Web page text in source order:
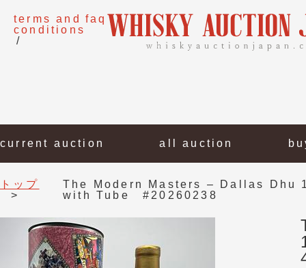
terms and
conditions
faq
current auction all auction
トップ
The Modern Masters – Dallas Dhu
with Tube #20260238